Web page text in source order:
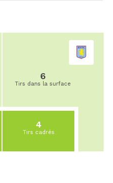
6
Tirs dans la surface
4
Tirs cadrés